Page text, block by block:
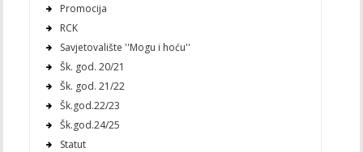
Promocija
RCK
Savjetovalište ''Mogu i hoću''
Šk. god. 20/21
Šk. god. 21/22
Šk.god.22/23
Šk.god.24/25
Statut